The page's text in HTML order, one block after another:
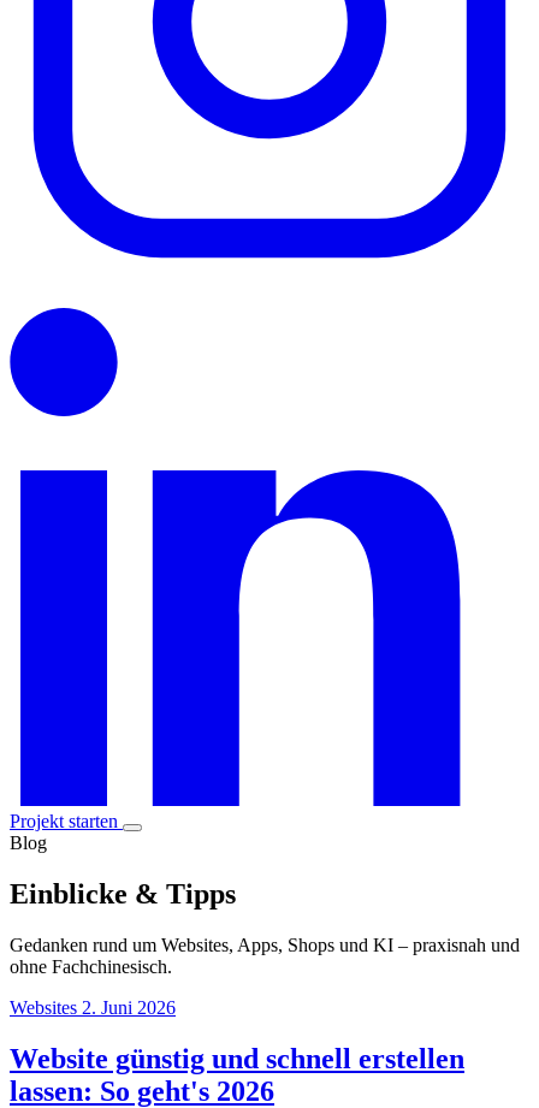
Projekt starten
Blog
Einblicke & Tipps
Gedanken rund um Websites, Apps, Shops und KI – praxisnah und
ohne Fachchinesisch.
Websites 2. Juni 2026
Website günstig und schnell erstellen
lassen: So geht's 2026